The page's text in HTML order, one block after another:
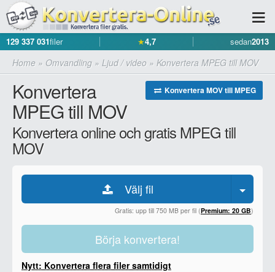
129 337 031filer ★4,7 sedan2013
Home » Omvandling » Ljud / video » Konvertera MPEG till MOV
Konvertera MOV till MPEG
Konvertera
MPEG till MOV
Konvertera online och gratis MPEG till
MOV
Välj fil
Gratis: upp till 750 MB per fil (Premium: 20 GB)
Börja konvertera!
Nytt: Konvertera flera filer samtidigt